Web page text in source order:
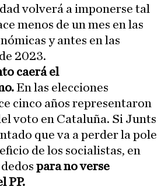
volverá a imponerse tal
menos de un mes en las
y antes en las
2023.
caerá el
En las elecciones
cinco años representaron
voto en Cataluña. Si Junts
que va a perder la pole
de los socialistas, en
para no verse
PP.